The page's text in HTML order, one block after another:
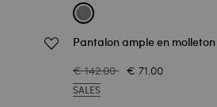
Pantalon ample en molleton
€ 142.00 € 71.00
SALES